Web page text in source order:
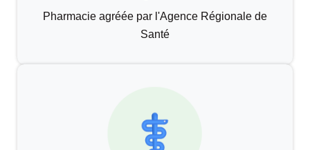
Pharmacie agréée par l'Agence Régionale de
Santé